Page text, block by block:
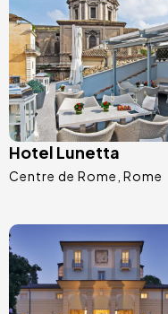
Hotel Lunetta
Centre de Rome Rome
Image